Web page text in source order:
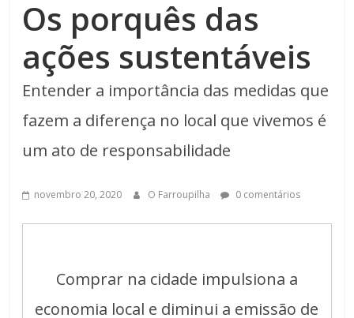
Os porquês das
ações sustentáveis
Entender a importância das medidas que
fazem a diferença no local que vivemos é
um ato de responsabilidade
novembro 20, 2020 O Farroupilha 0 comentários
Comprar na cidade impulsiona a
economia local e diminui a emissão de